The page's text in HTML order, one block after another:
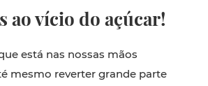
ao vício do açúcar!
está nas nossas mãos
mesmo reverter grande parte